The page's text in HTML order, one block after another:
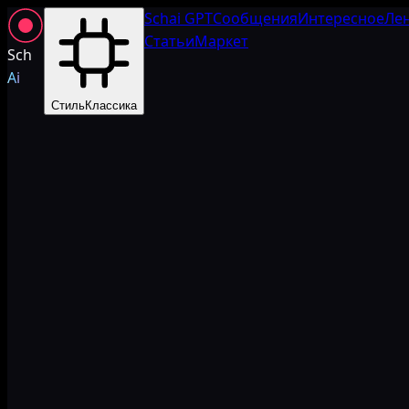
Sch
Ai
СтильКлассика
Schai GPTСообщенияИнтересное
СтатьиМаркет